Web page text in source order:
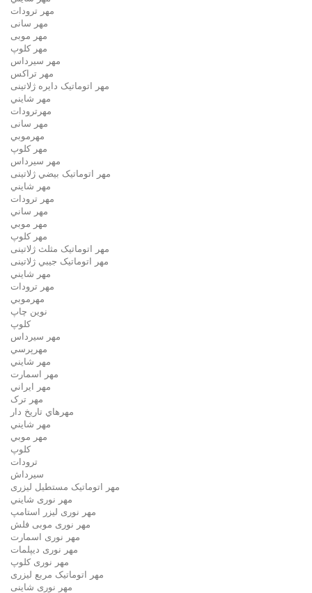
مهر ترودات
مهر سانی
مهر موبی
مهر كلوپ
مهر سيرداس
مهر تراکس
مهر اتوماتیک دايره ژلاتینی
مهر شايني
مهرترودات
مهر سانی
مهرموبي
مهر كلوپ
مهر سيرداس
مهر اتوماتیک بيضي ژلاتینی
مهر شايني
مهر ترودات
مهر ساني
مهر موبي
مهر كلوپ
مهر اتوماتیک مثلث ژلاتینی
مهر اتوماتیک جيبي ژلاتینی
مهر شايني
مهر ترودات
مهرموبي
نوين چاپ
کلوپ
مهر سيرداس
مهرپرسي
مهر شايني
مهر اسمارت
مهر ايراني
مهر ترک
مهرهاي تاريخ دار
مهر شايني
مهر موبي
کلوپ
ترودات
سیرداش
مهر اتوماتیک مستطیل لیزری
مهر نوری شايني
مهر نوری لیزر استامپ
مهر نوری موبی فلش
مهر نوری اسمارت
مهر نوری ديپلمات
مهر نوری کلوپ
مهر اتوماتیک مربع لیزری
مهر نوری شاینی